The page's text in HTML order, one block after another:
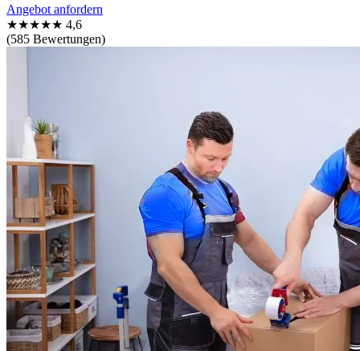
Angebot anfordern
★★★★★ 4,6
(585 Bewertungen)